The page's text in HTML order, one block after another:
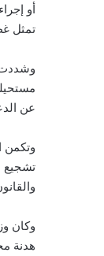
أو
تمثل
وشددت
عن
وتكمن
تشجيع
وكان